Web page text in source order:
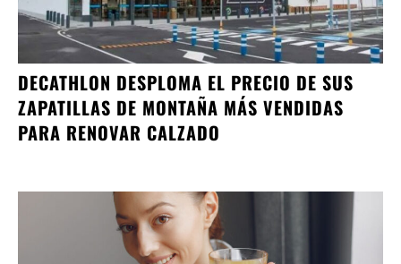
DECATHLON DESPLOMA EL PRECIO DE SUS
ZAPATILLAS DE MONTAÑA MÁS VENDIDAS
PARA RENOVAR CALZADO